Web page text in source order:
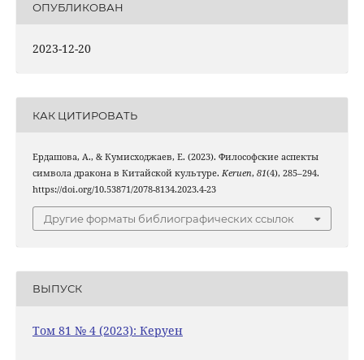
ОПУБЛИКОВАН
2023-12-20
КАК ЦИТИРОВАТЬ
Ердашова, А., & Кумисходжаев, Е. (2023). Философские аспекты
символа дракона в Китайской культуре. Keruen, 81(4), 285–294.
https://doi.org/10.53871/2078-8134.2023.4-23
Другие форматы библиографических ссылок
ВЫПУСК
Том 81 № 4 (2023): Керуен